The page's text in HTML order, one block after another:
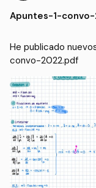
Apuntes-1-
He publicado
convo-2022.pdf